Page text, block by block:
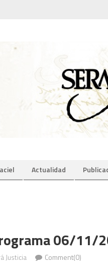
Actualidad
06/11/
Justicia Comment(0)